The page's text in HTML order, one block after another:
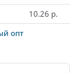
10.26 р.
опт